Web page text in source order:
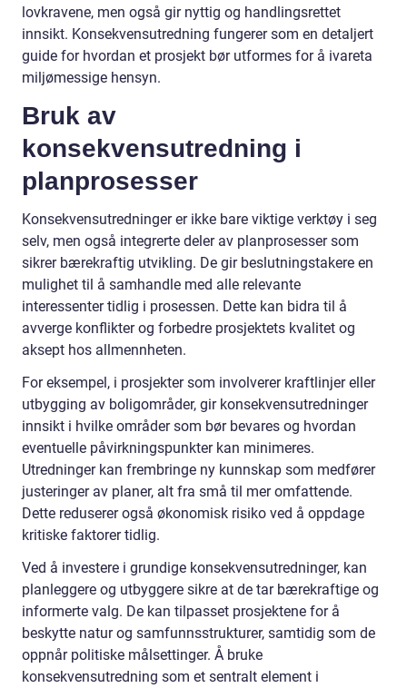
lovkravene, men også gir nyttig og handlingsrettet
innsikt. Konsekvensutredning fungerer som en detaljert
guide for hvordan et prosjekt bør utformes for å ivareta
miljømessige hensyn.
Bruk av
konsekvensutredning i
planprosesser
Konsekvensutredninger er ikke bare viktige verktøy i seg
selv, men også integrerte deler av planprosesser som
sikrer bærekraftig utvikling. De gir beslutningstakere en
mulighet til å samhandle med alle relevante
interessenter tidlig i prosessen. Dette kan bidra til å
avverge konflikter og forbedre prosjektets kvalitet og
aksept hos allmennheten.
For eksempel, i prosjekter som involverer kraftlinjer eller
utbygging av boligområder, gir konsekvensutredninger
innsikt i hvilke områder som bør bevares og hvordan
eventuelle påvirkningspunkter kan minimeres.
Utredninger kan frembringe ny kunnskap som medfører
justeringer av planer, alt fra små til mer omfattende.
Dette reduserer også økonomisk risiko ved å oppdage
kritiske faktorer tidlig.
Ved å investere i grundige konsekvensutredninger, kan
planleggere og utbyggere sikre at de tar bærekraftige og
informerte valg. De kan tilpasset prosjektene for å
beskytte natur og samfunnsstrukturer, samtidig som de
oppnår politiske målsettinger. Å bruke
konsekvensutredning som et sentralt element i